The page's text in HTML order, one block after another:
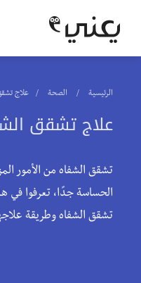
الرئيسية الصحة علاج
علاج تشقق
تشقق الشفاه من الأمور
الحساسة جدًا، تعرفوا في
تشقق الشفاه وطريقة